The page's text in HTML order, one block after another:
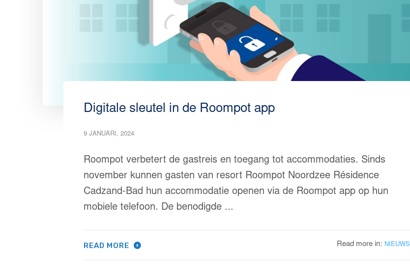
Digitale sleutel in de Roompot app
9 JANUARI, 2024
Roompot verbetert de gastreis en toegang tot accommodaties. Sinds
november kunnen gasten van resort Roompot Noordzee Résidence
Cadzand-Bad hun accommodatie openen via de Roompot app op hun
mobiele telefoon. De benodigde ...
READ MORE Read more in: NIEUWS